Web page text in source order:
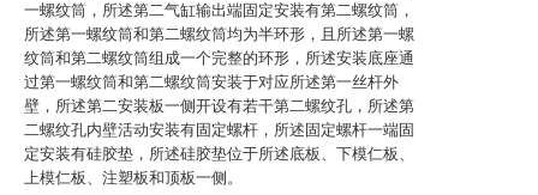
一螺纹筒，所述第二气缸输出端固定安装有第二螺纹筒，
所述第一螺纹筒和第二螺纹筒均为半环形，且所述第一螺
纹筒和第二螺纹筒组成一个完整的环形，所述安装底座通
过第一螺纹筒和第二螺纹筒安装于对应所述第一丝杆外
壁，所述第二安装板一侧开设有若干第二螺纹孔，所述第
二螺纹孔内壁活动安装有固定螺杆，所述固定螺杆一端固
定安装有硅胶垫，所述硅胶垫位于所述底板、下模仁板、
上模仁板、注塑板和顶板一侧。